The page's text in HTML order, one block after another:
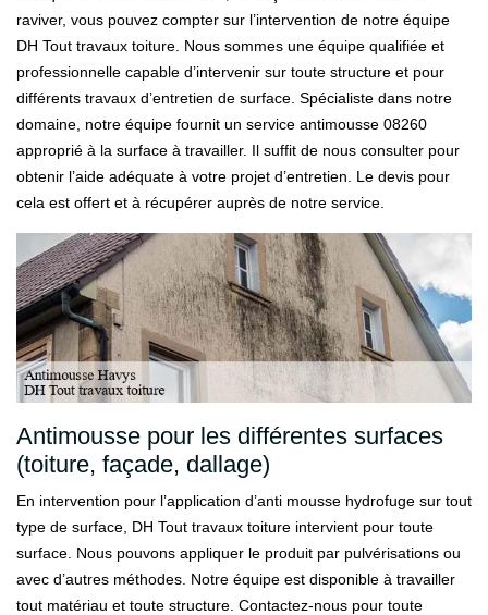
raviver, vous pouvez compter sur l’intervention de notre équipe
DH Tout travaux toiture. Nous sommes une équipe qualifiée et
professionnelle capable d’intervenir sur toute structure et pour
différents travaux d’entretien de surface. Spécialiste dans notre
domaine, notre équipe fournit un service antimousse 08260
approprié à la surface à travailler. Il suffit de nous consulter pour
obtenir l’aide adéquate à votre projet d’entretien. Le devis pour
cela est offert et à récupérer auprès de notre service.
Antimousse pour les différentes surfaces
(toiture, façade, dallage)
En intervention pour l’application d’anti mousse hydrofuge sur tout
type de surface, DH Tout travaux toiture intervient pour toute
surface. Nous pouvons appliquer le produit par pulvérisations ou
avec d’autres méthodes. Notre équipe est disponible à travailler
tout matériau et toute structure. Contactez-nous pour toute